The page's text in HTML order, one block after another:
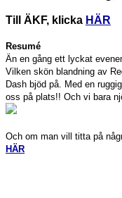
Till ÄKF, klicka HÄR
Resumé
Än en gång ett lyckat
Vilken skön blandning av
Dash bjöd på. Med en
oss på plats!! Och vi bara
Och om man vill titta på
HÄR